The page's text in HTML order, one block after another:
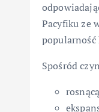
Pacyfiku ze
Spośród